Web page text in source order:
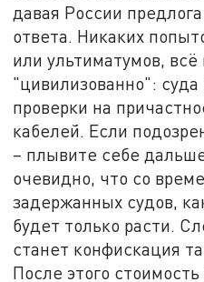
давая России
ответа. Никаких
или ультиматумов,
"цивилизованно":
проверки на
кабелей. Если
– плывите себе
очевидно, что со
задержанных судов,
будет только расти.
станет конфискация
После этого